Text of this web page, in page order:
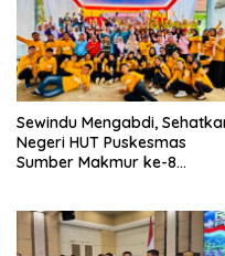
Sewindu Mengabdi,
Negeri HUT Puskesmas
Sumber Makmur ke-8